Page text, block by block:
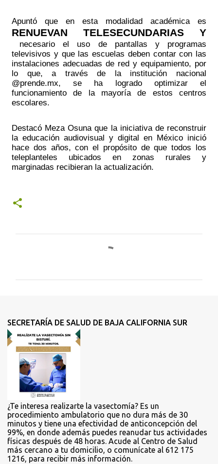
Apuntó que en esta modalidad académica es
necesario el uso de pantallas y programas
televisivos y que las escuelas deben contar con las
instalaciones adecuadas de red y equipamiento, por
lo que, a través de la institución nacional
@prende.mx, se ha logrado optimizar el
funcionamiento de la mayoría de estos centros
escolares.
Destacó Meza Osuna que la iniciativa de reconstruir
la educación audiovisual y digital en México inició
hace dos años, con el propósito de que todos los
teleplanteles ubicados en zonas rurales y
marginadas recibieran la actualización.
t
a
r
o
SECRETARÍA DE SALUD DE BAJA CALIFORNIA SUR
¿Te interesa realizarte la vasectomía? Es un
procedimiento ambulatorio que no dura más de 30
minutos y tiene una efectividad de anticoncepción del
99%, en donde además puedes reanudar tus actividades
físicas después de 48 horas. Acude al Centro de Salud
más cercano a tu domicilio, o comunícate al 612 175
1216, para recibir más información.